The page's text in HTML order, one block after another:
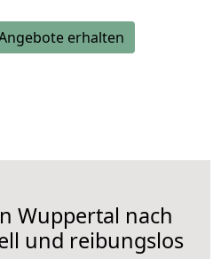
erhalten
Wuppertal nach
und reibungslos